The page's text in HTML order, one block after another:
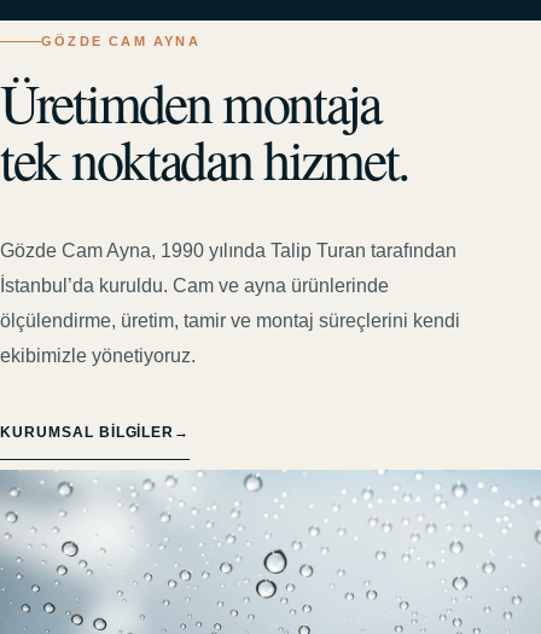
GÖZDE CAM AYNA
Üretimden montaja
tek noktadan hizmet.
Gözde Cam Ayna, 1990 yılında Talip Turan tarafından
İstanbul’da kuruldu. Cam ve ayna ürünlerinde
ölçülendirme, üretim, tamir ve montaj süreçlerini kendi
ekibimizle yönetiyoruz.
KURUMSAL BILGILER →